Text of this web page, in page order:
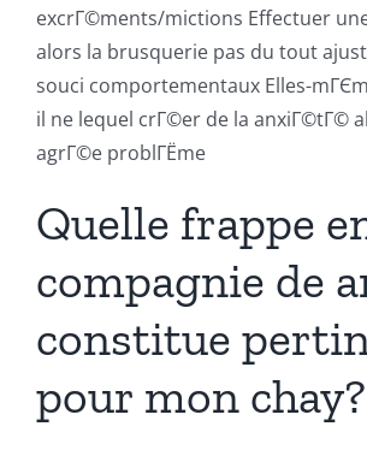
excrГ©ments/mictions Effectuer
alors la brusquerie pas du tout
souci comportementaux Elles-
il ne lequel crГ©er de la anxiГ©tГ©
agrГ©e problГЁme
Quelle frappe
compagnie de
constitue
pour mon